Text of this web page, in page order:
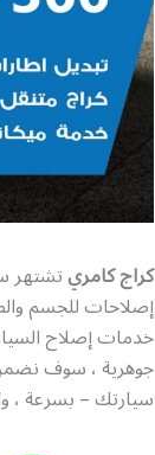
كراج كامريتشتهر
إصلاحات للجسم
خدمات إصلاح
جوهرية ، سوف
سيارتك – بسرعة ،